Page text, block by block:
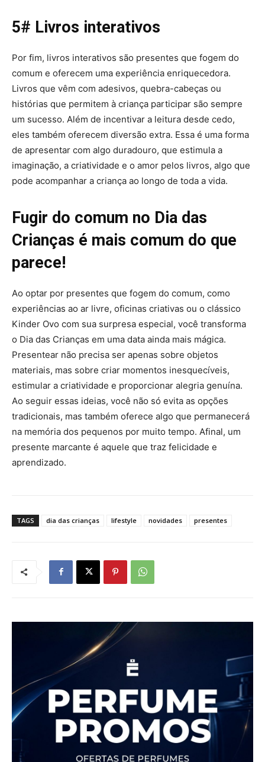
5# Livros interativos
Por fim, livros interativos são presentes que fogem do
comum e oferecem uma experiência enriquecedora.
Livros que vêm com adesivos, quebra-cabeças ou
histórias que permitem à criança participar são sempre
um sucesso. Além de incentivar a leitura desde cedo,
eles também oferecem diversão extra. Essa é uma forma
de apresentar com algo duradouro, que estimula a
imaginação, a criatividade e o amor pelos livros, algo que
pode acompanhar a criança ao longo de toda a vida.
Fugir do comum no Dia das
Crianças é mais comum do que
parece!
Ao optar por presentes que fogem do comum, como
experiências ao ar livre, oficinas criativas ou o clássico
Kinder Ovo com sua surpresa especial, você transforma
o Dia das Crianças em uma data ainda mais mágica.
Presentear não precisa ser apenas sobre objetos
materiais, mas sobre criar momentos inesquecíveis,
estimular a criatividade e proporcionar alegria genuína.
Ao seguir essas ideias, você não só evita as opções
tradicionais, mas também oferece algo que permanecerá
na memória dos pequenos por muito tempo. Afinal, um
presente marcante é aquele que traz felicidade e
aprendizado.
TAGS dia das crianças lifestyle novidades presentes